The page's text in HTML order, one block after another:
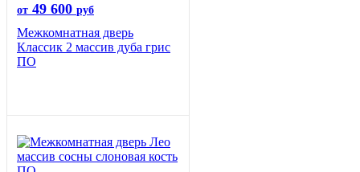
от 49 600 руб
Межкомнатная дверь
Классик 2 массив дуба грис
ПО